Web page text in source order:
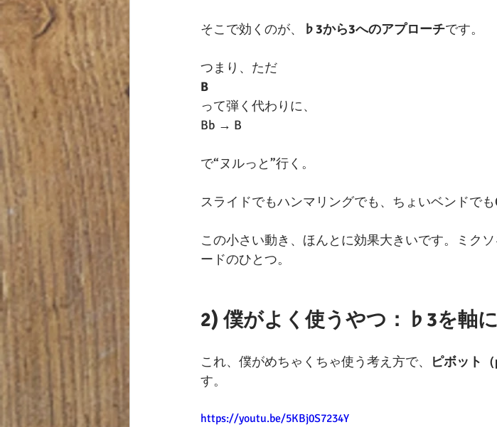
そこで効くのが、 ♭3から3へのアプローチです。
つまり、ただ
B
って弾く代わりに、
Bb → B
で“ヌルっと”行く。
スライドでもハンマリングでも、ちょいベンドでも
この小さい動き、ほんとに効果大きいです。ミク
ードのひとつ。
2) 僕がよく使うやつ：♭3を軸
これ、僕がめちゃくちゃ使う考え方で、 ピボット（
す。
https://youtu.be/5KBj0S7234Y